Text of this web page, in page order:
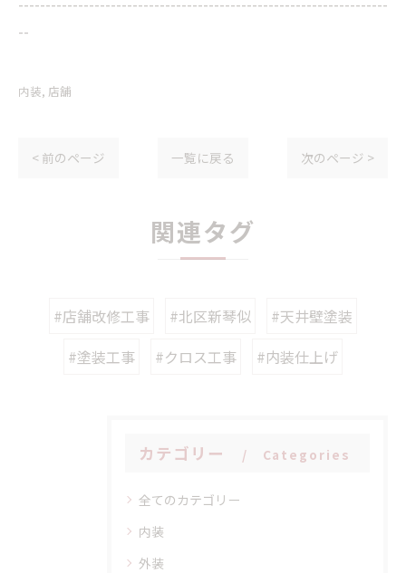
--
内装 店舗
< 前のページ 一覧に戻る 次のページ >
関連タグ
#店舗改修工事 #北区新琴似
#天井壁塗装
#塗装工事
#クロス工事 #内装仕上げ
カテゴリー Categories
全てのカテゴリー
内装
外装